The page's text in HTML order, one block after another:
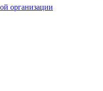
организации